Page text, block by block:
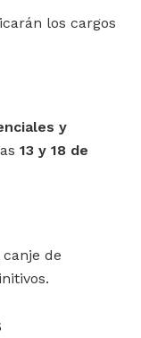
los cargos
y
13 y 18 de
de